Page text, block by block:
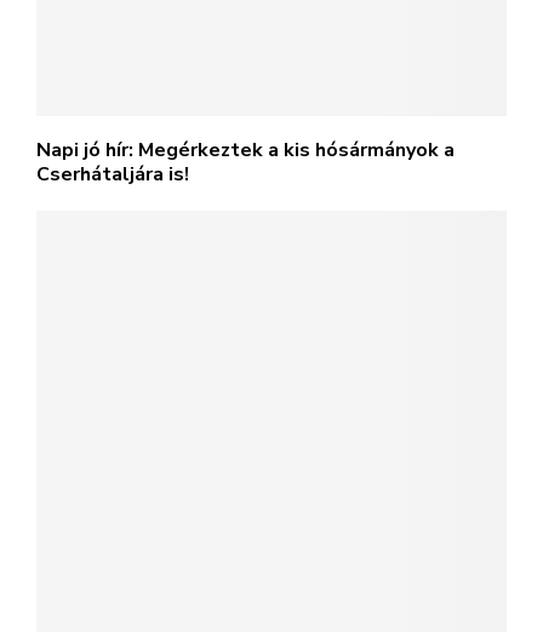
Napi jó hír: Megérkeztek a kis hósármányok a
Cserhátaljára is!